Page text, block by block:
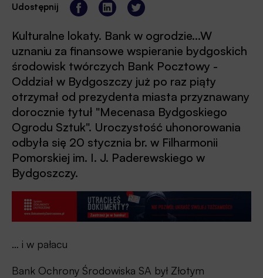
Udostępnij
Kulturalne lokaty. Bank w ogrodzie...W
uznaniu za finansowe wspieranie bydgoskich
środowisk twórczych Bank Pocztowy -
Oddział w Bydgoszczy już po raz piąty
otrzymał od prezydenta miasta przyznawany
dorocznie tytuł "Mecenasa Bydgoskiego
Ogrodu Sztuk". Uroczystość uhonorowania
odbyła się 20 stycznia br. w Filharmonii
Pomorskiej im. I. J. Paderewskiego w
Bydgoszczy.
… i w pałacu
Bank Ochrony Środowiska SA był Złotym